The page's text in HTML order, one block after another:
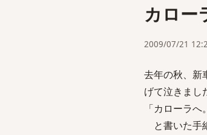
カロー
2009/07/21
去年の秋、新
げて泣きまし
「カローラ
と書いた手